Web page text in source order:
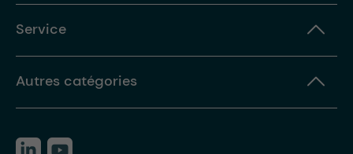
Service
Autres catégories